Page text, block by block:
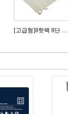
[고급형]8핫팩 8단 10개